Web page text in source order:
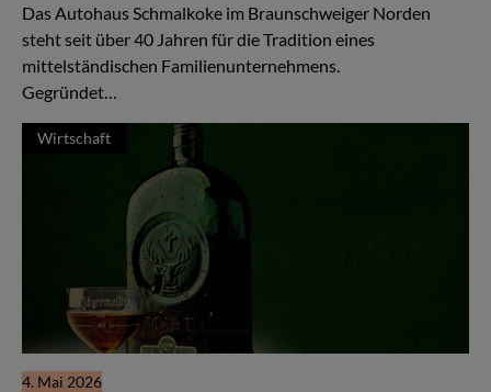
Das Autohaus Schmalkoke im Braunschweiger Norden
steht seit über 40 Jahren für die Tradition eines
mittelständischen Familienunternehmens.
Gegründet…
Wirtschaft
4. Mai 2026